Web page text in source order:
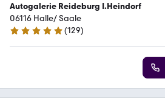
Autogalerie Reideburg I.Heindorf
06116 Halle/ Saale
4.8 Sterne
(129)